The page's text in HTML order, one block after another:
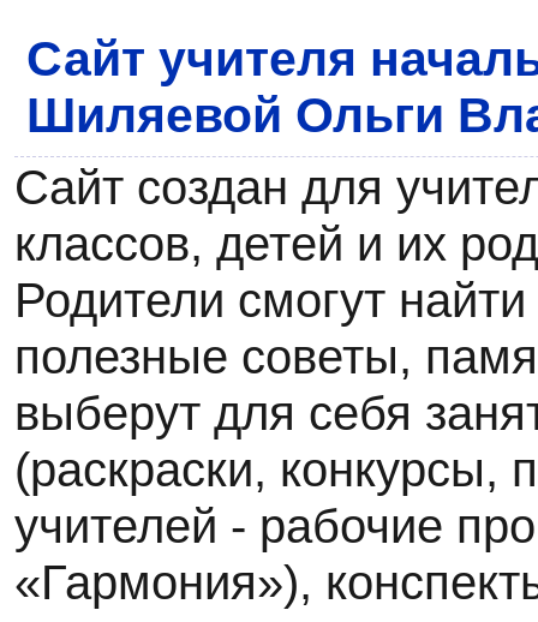
Сайт учителя
Шиляевой Ольги
Сайт создан для
классов, детей и их
Родители смогут
полезные советы,
выберут для себя
(раскраски, конкурсы,
учителей - рабочие
«Гармония»),